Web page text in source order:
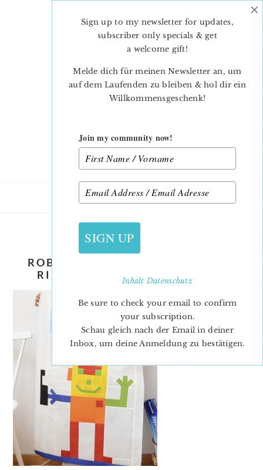
ROBOT-QUILT-PATTERN-NADRA-
RIDGEWAY-ELLIS-AND-HIGGS
Sign up to my newsletter for updates,
subscriber only specials & get
a welcome gift!
Melde dich für meinen Newsletter an, um
auf dem Laufenden zu bleiben & hol dir ein
Willkommensgeschenk!
Join my community now!
SIGN UP
InhaltDatenschutz
Be sure to check your email to confirm
your subscription.
Schau gleich nach der Email in deiner
Inbox, um deine Anmeldung zu bestätigen.
×